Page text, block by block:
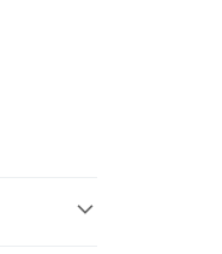
購物簡單